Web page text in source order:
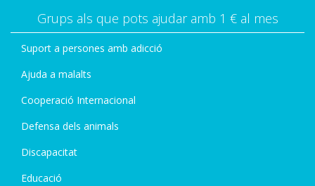
Grups als que pots ajudar amb 1 € al mes
Suport a persones amb adicció
Ajuda a malalts
Cooperació Internacional
Defensa dels animals
Discapacitat
Educació